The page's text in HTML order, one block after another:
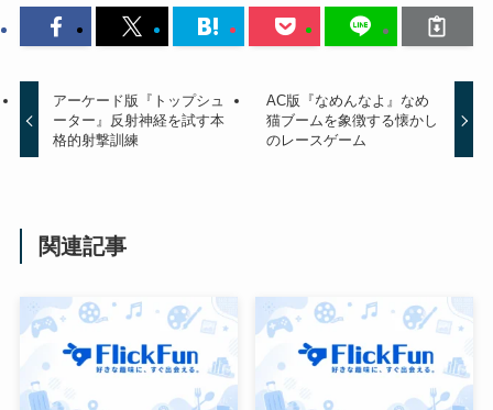
アーケード版『トップシュ
ーター』反射神経を試す本
格的射撃訓練
AC版『なめんなよ』なめ
猫ブームを象徴する懐かし
のレースゲーム
関連記事